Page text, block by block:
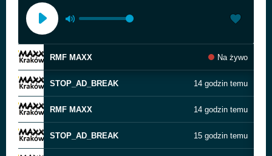
RMF MAXX Na żywo
STOP_AD_BREAK 14 godzin temu
RMF MAXX 14 godzin temu
STOP_AD_BREAK 15 godzin temu